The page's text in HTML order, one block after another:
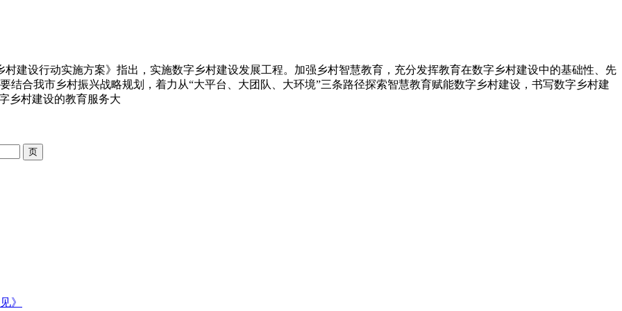
设行动实施方案》指出，实施数字乡村建设发展工程。加强乡村智慧教育，充分发挥教育在数字乡村建设中的基础性、先
结合我市乡村振兴战略规划，着力从“大平台、大团队、大环境”三条路径探索智慧教育赋能数字乡村建设，书写数字乡村建
村建设的教育服务大
》